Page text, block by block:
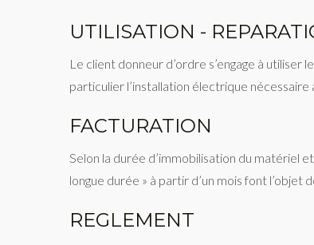
UTILISATION -
Le client donneur d’ordre s’engage à
particulier l’installation électrique
FACTURATION
Selon la durée d’immobilisation du matériel
longue durée » à partir d’un mois font
REGLEMENT